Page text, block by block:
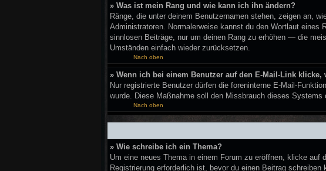
» Was ist mein Rang und wie kann ich ihn ändern?
Ränge, die unter deinem Benutzernamen stehen, zeigen an,
Administratoren. Normalerweise kannst du den Wortlaut
sinnlosen Beiträge, nur um deinen Rang zu erhöhen — die
Umständen einfach wieder zurücksetzen.
Nach oben
» Wenn ich bei einem Benutzer auf den E-Mail-Link
Nur registrierte Benutzer dürfen die foreninterne E-Mail-
wurde. Diese Maßnahme soll den Missbrauch dieses Systems
Nach oben
» Wie schreibe ich ein Thema?
Um eine neues Thema in einem Forum zu eröffnen, klicke
Registrierung erforderlich ist, bevor du einen Beitrag